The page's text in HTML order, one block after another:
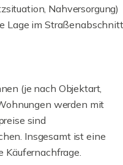
Nahversorgung)
Lage im Straßenabschnitt
(je nach Objektart,
werden mit
sind
Insgesamt ist eine
Käufernachfrage.